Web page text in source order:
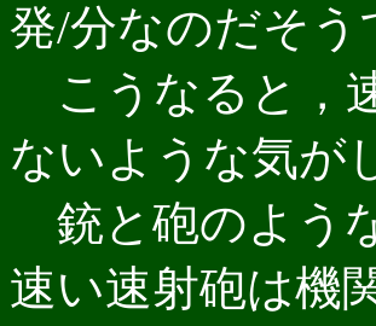
発/分なのだそう
こうなると，
ないような気が
銃と砲のよう
速い速射砲は機